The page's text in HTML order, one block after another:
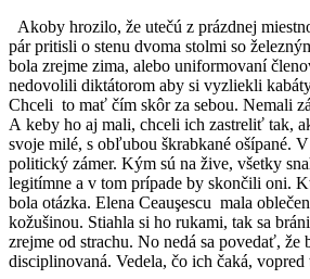
Akoby hrozilo, že utečú z prázdnej
pár pritisli o stenu dvoma stolmi so
bola zrejme zima, alebo uniformovaní
nedovolili diktátorom aby si vyzliekli
Chceli to mať čím skôr za sebou. Nemali
A keby ho aj mali, chceli ich zastreliť tak,
svoje milé, s obľubou škrabkané ošípané.
politický zámer. Kým sú na žive, všetky
legitímne a v tom prípade by skončili oni.
bola otázka. Elena Ceauşescu mala
kožušinou. Stiahla si ho rukami, tak sa
zrejme od strachu. No nedá sa povedať, že
disciplinovaná. Vedela, čo ich čaká, vopred